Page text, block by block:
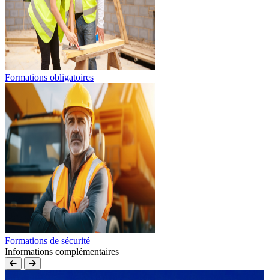
Formations obligatoires
Formations de sécurité
Informations complémentaires